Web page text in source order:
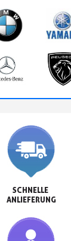
SCHNELLE
ANLIEFERUNG